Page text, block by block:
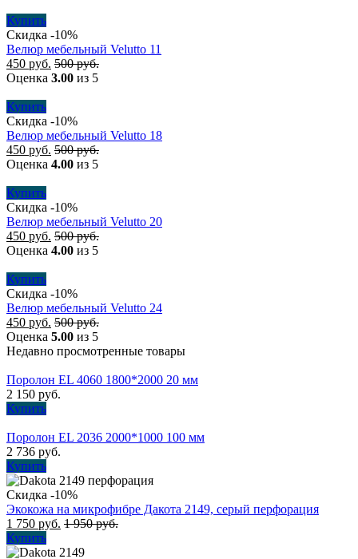
Купить
Скидка -10%
Велюр мебельный Velutto 11
450 руб. 500руб.
Оценка 3.00 из 5
Купить
Скидка -10%
Велюр мебельный Velutto 18
450 руб. 500руб.
Оценка 4.00 из 5
Купить
Скидка -10%
Велюр мебельный Velutto 20
450 руб. 500руб.
Оценка 4.00 из 5
Купить
Скидка -10%
Велюр мебельный Velutto 24
450 руб. 500руб.
Оценка 5.00 из 5
Недавно просмотренные товары
Поролон EL 4060 1800*2000 20 мм
2 150 руб.
Купить
Поролон EL 2036 2000*1000 100 мм
2 736 руб.
Купить
Скидка -10%
Экокожа на микрофибре Дакота 2149, серый перфорация
1 750 руб. 1 950руб.
Купить